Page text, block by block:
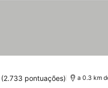
(2.733 pontuações) a 0.3 km